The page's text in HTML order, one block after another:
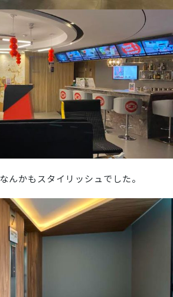
んかもスタイリッシュでした。